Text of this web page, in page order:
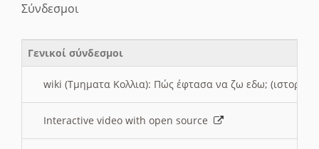
Σύνδεσμοι
Γενικοί σύνδεσμοι
wiki (Τμηματα Κολλια): Πώς έφτασα να ζω εδω; (ιστορια)
Interactive video with open source